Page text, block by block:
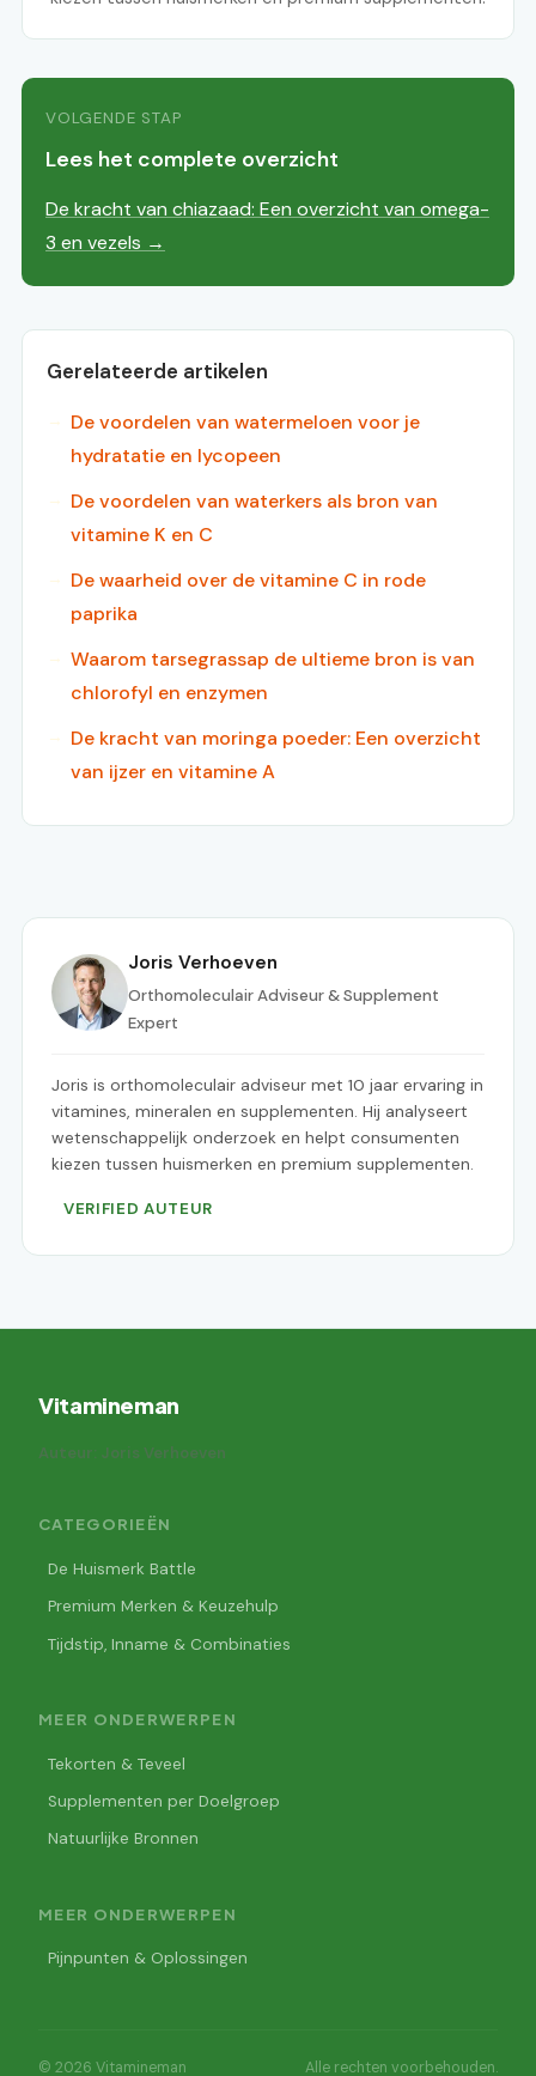
VOLGENDE STAP
Lees het complete overzicht
De kracht van chiazaad: Een overzicht van omega-
3 en vezels →
Gerelateerde artikelen
De voordelen van watermeloen voor je
hydratatie en lycopeen
De voordelen van waterkers als bron van
vitamine K en C
De waarheid over de vitamine C in rode
paprika
Waarom tarsegrassap de ultieme bron is van
chlorofyl en enzymen
De kracht van moringa poeder: Een overzicht
van ijzer en vitamine A
Joris Verhoeven
Orthomoleculair Adviseur & Supplement
Expert
Joris is orthomoleculair adviseur met 10 jaar ervaring in
vitamines, mineralen en supplementen. Hij analyseert
wetenschappelijk onderzoek en helpt consumenten
kiezen tussen huismerken en premium supplementen.
VERIFIED AUTEUR
Vitamineman
Auteur: Joris Verhoeven
CATEGORIEËN
De Huismerk Battle
Premium Merken & Keuzehulp
Tijdstip, Inname & Combinaties
MEER ONDERWERPEN
Tekorten & Teveel
Supplementen per Doelgroep
Natuurlijke Bronnen
MEER ONDERWERPEN
Pijnpunten & Oplossingen
© 2026 Vitamineman Alle rechten voorbehouden.